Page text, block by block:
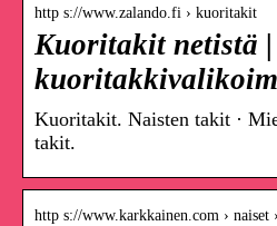
http s://www.zalando.fi › kuoritakit
Kuoritakit netistä
Kuoritakit. Naisten takit ·
takit.
http s://www.karkkainen.com › naiset